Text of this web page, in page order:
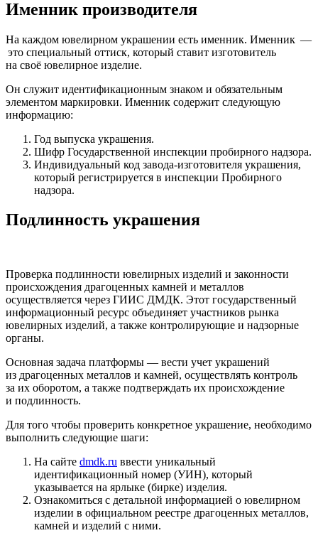
Именник производителя
На каждом ювелирном украшении есть именник. Именник —
это специальный оттиск, который ставит изготовитель
на своё ювелирное изделие.
Он служит идентификационным знаком и обязательным
элементом маркировки. Именник содержит следующую
информацию:
Год выпуска украшения.
Шифр Государственной инспекции пробирного надзора.
Индивидуальный код завода-изготовителя украшения,
который регистрируется в инспекции Пробирного
надзора.
Подлинность украшения
Проверка подлинности ювелирных изделий и законности
происхождения драгоценных камней и металлов
осуществляется через ГИИС ДМДК. Этот государственный
информационный ресурс объединяет участников рынка
ювелирных изделий, а также контролирующие и надзорные
органы.
Основная задача платформы — вести учет украшений
из драгоценных металлов и камней, осуществлять контроль
за их оборотом, а также подтверждать их происхождение
и подлинность.
Для того чтобы проверить конкретное украшение, необходимо
выполнить следующие шаги:
На сайте dmdk.ru ввести уникальный
идентификационный номер (УИН), который
указывается на ярлыке (бирке) изделия.
Ознакомиться с детальной информацией о ювелирном
изделии в официальном реестре драгоценных металлов,
камней и изделий с ними.